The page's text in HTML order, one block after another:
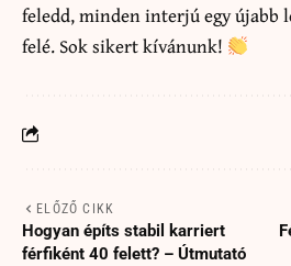
feledd, minden interjú egy újabb
felé. Sok sikert kívánunk!
ELŐZŐ CIKK
Hogyan építs stabil karriert
férfiként 40 felett? – Útmutató